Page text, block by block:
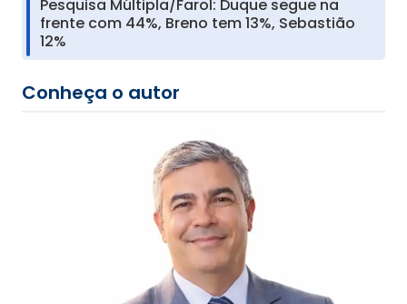
Pesquisa Múltipla/Farol: Duque segue na
frente com 44%, Breno tem 13%, Sebastião
12%
Conheça o autor